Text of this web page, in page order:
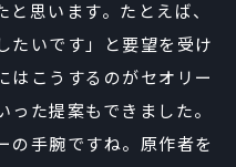
思います。たとえば、
たいです」と要望を受け
はこうするのがセオリー
た提案もできました。
の手腕ですね。原作者を